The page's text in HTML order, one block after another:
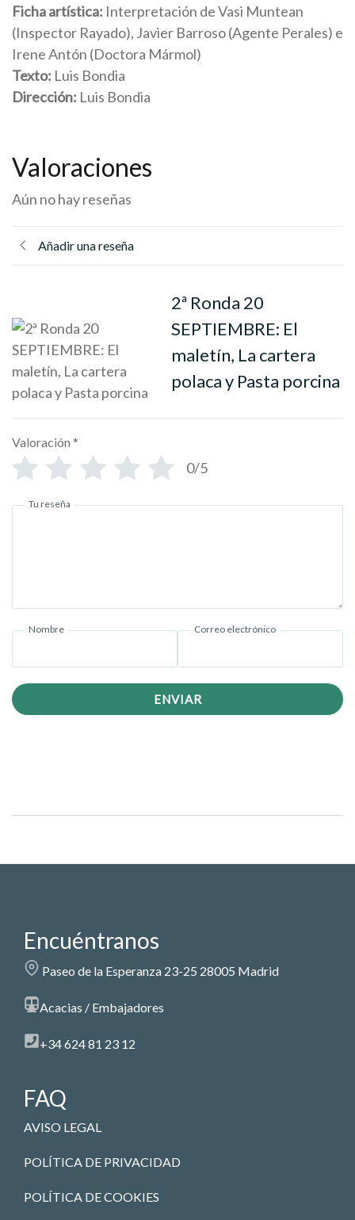
Ficha artística: Interpretación de Vasi Muntean
(Inspector Rayado), Javier Barroso (Agente Perales) e
Irene Antón (Doctora Mármol)
Texto: Luis Bondia
Dirección: Luis Bondia
Valoraciones
Aún no hay reseñas
Añadir una reseña
2ª Ronda 20
SEPTIEMBRE: El
maletín, La cartera
polaca y Pasta porcina
Valoración *
0/5
Tu reseña
Nombre Correo electrónico
ENVIAR
Encuéntranos
Paseo de la Esperanza 23-25 28005 Madrid
Acacias / Embajadores
+34 624 81 23 12
FAQ
AVISO LEGAL
POLÍTICA DE PRIVACIDAD
POLÍTICA DE COOKIES